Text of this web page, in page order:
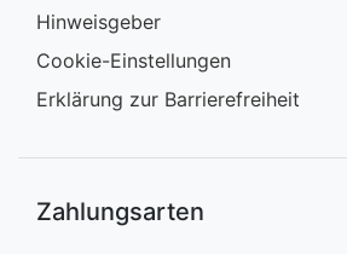
Hinweisgeber
Cookie-Einstellungen
Erklärung zur Barrierefreiheit
Zahlungsarten